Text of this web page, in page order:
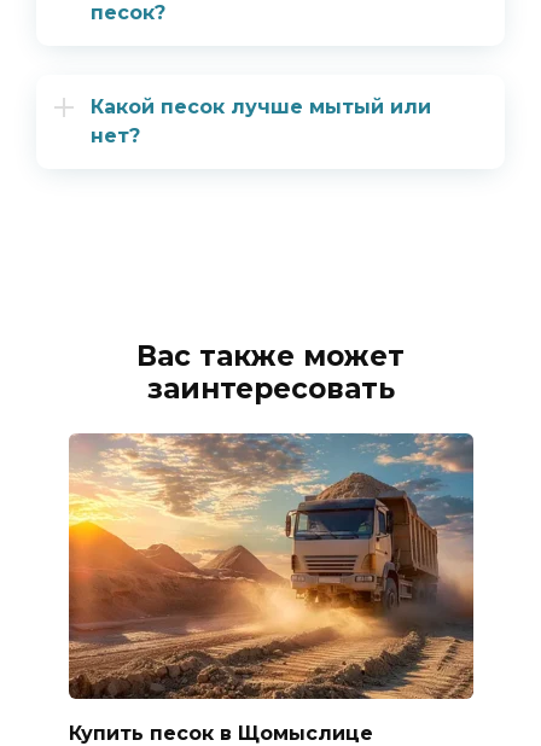
песок?
Какой песок лучше мытый или
нет?
Вас также может
заинтересовать
Купить песок в Щомыслице